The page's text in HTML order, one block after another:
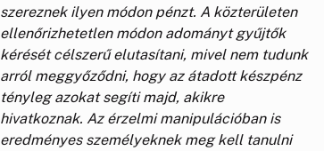
szereznek ilyen módon pénzt. A közterületen
ellenőrizhetetlen módon adományt gyűjtők
kérését célszerű elutasítani, mivel nem tudunk
arról meggyőződni, hogy az átadott készpénz
tényleg azokat segíti majd, akikre
hivatkoznak. Az érzelmi manipulációban is
eredményes személyeknek meg kell tanulni